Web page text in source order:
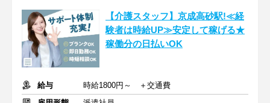
【介護スタッフ】京成高砂駅!≪経
験者は時給UP≫安定して稼げる★
稼働分の日払いOK
給与
時給1800円～ ＋交通費